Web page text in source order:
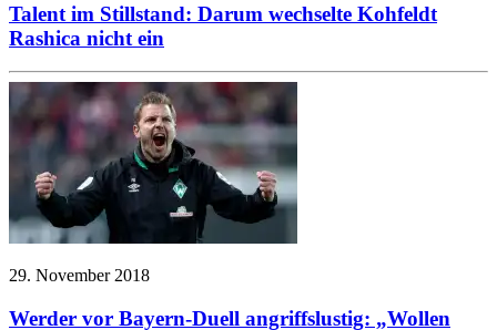
Talent im Stillstand: Darum wechselte Kohfeldt
Rashica nicht ein
29. November 2018
Werder vor Bayern-Duell angriffslustig: „Wollen